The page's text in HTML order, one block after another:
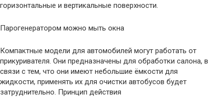
горизонтальные и вертикальные поверхности.
Парогенератором можно мыть окна
Компактные модели для автомобилей могут работать от
прикуривателя. Они предназначены для обработки салона, в
связи с тем, что они имеют небольшие ёмкости для
жидкости, применять их для очистки автобусов будет
затруднительно. Принцип действия